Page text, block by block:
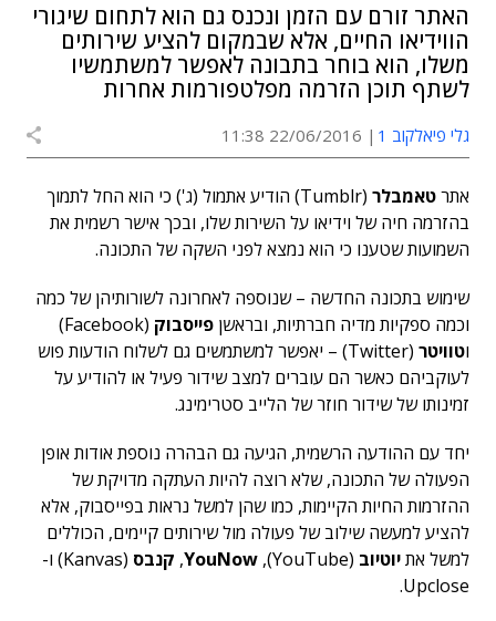
האתר זורם עם הזמן ונכנס גם הוא לתחום שיגורי
הווידיאו החיים, אלא שבמקום להציע שירותים
משלו, הוא בוחר בתבונה לאפשר למשתמשיו
לשתף תוכן הזרמה מפלטפורמות אחרות
גלי פיאלקוב 1 22/06/2016 11:38
אתרטאמבלר
(Tumblr) הודיע אתמול (ג') כי הוא החל לתמוך
בהזרמה חיה של וידיאו על השירות שלו, ובכך אישר רשמית את
השמועות שטענו כי הוא נמצא לפני השקה של התכונה.
שימוש בתכונה החדשה – שנוספה לאחרונה לשורותיהן של כמה
וכמה ספקיות מדיה חברתיות, ובראשן פייסבוק
(Facebook)
וטוויטר
(Twitter) – יאפשר למשתמשים גם לשלוח הודעות פוש
לעוקביהם כאשר הם עוברים למצב שידור פעיל או להודיע על
זמינותו של שידור חוזר של הלייב סטרימינג.
יחד עם ההודעה הרשמית, הגיעה גם הבהרה נוספת אודות אופן
הפעולה של התכונה, שלא רוצה להיות העתקה מדויקת של
ההזרמות החיות הקיימות, כמו שהן למשל נראות בפייסבוק, אלא
להציע למעשה שילוב של פעולה מול שירותים קיימים, הכוללים
למשל אתיוטיוב (YouTube),
YouNow
, קנבס
(Kanvas) ו-
Upclose.